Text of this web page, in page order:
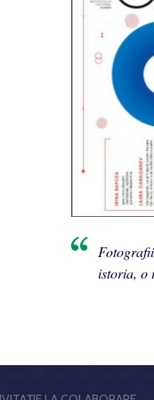
istoria, o